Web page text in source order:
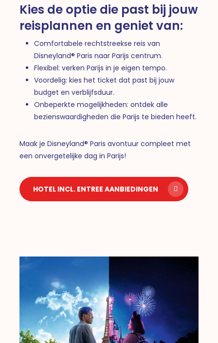
Kies de optie die past bij jouw
reisplannen en geniet van:
Comfortabele rechtstreekse reis van
Disneyland® Paris naar Parijs centrum.
Flexibel: verken Parijs in je eigen tempo.
Voordelig: kies het ticket dat past bij jouw
budget en verblijfsduur.
Onbeperkte mogelijkheden: ontdek alle
bezienswaardigheden die Parijs te bieden heeft.
Maak je Disneyland® Paris avontuur compleet met
een onvergetelijke dag in Parijs!
HOTEL INCL. ENTREE AANBIEDINGEN